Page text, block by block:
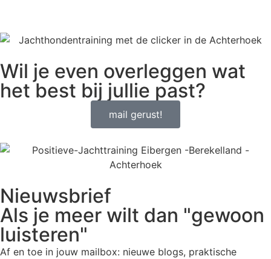
Wil je even overleggen wat
het best bij jullie past?
mail gerust!
Nieuwsbrief
Als je meer wilt dan "gewoon
luisteren"
Af en toe in jouw mailbox: nieuwe blogs, praktische